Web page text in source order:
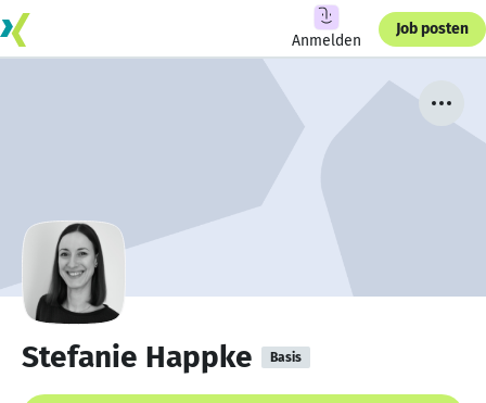
Anmelden
Job posten
Stefanie Happke Basis